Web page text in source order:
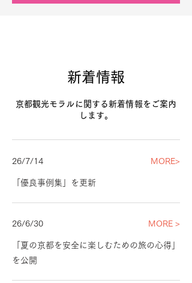
新着情報
京都観光モラルに関する新着情報をご案内
します。
26/7/14 MORE>
「優良事例集」を更新
26/6/30 MORE >
「夏の京都を安全に楽しむための旅の心得」
を公開